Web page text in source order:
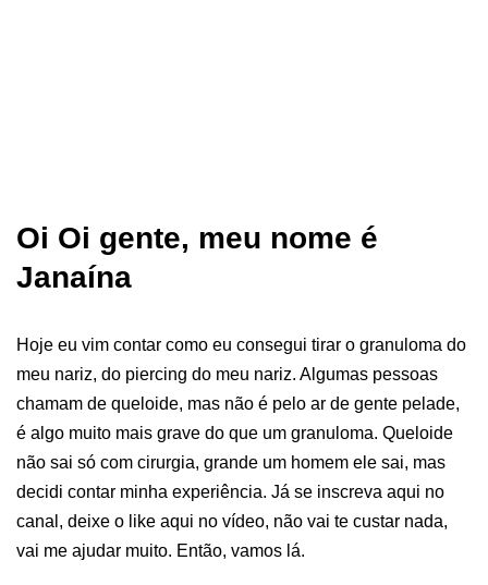
Oi Oi gente, meu nome é
Janaína
Hoje eu vim contar como eu consegui tirar o granuloma do
meu nariz, do piercing do meu nariz. Algumas pessoas
chamam de queloide, mas não é pelo ar de gente pelade,
é algo muito mais grave do que um granuloma. Queloide
não sai só com cirurgia, grande um homem ele sai, mas
decidi contar minha experiência. Já se inscreva aqui no
canal, deixe o like aqui no vídeo, não vai te custar nada,
vai me ajudar muito. Então, vamos lá.